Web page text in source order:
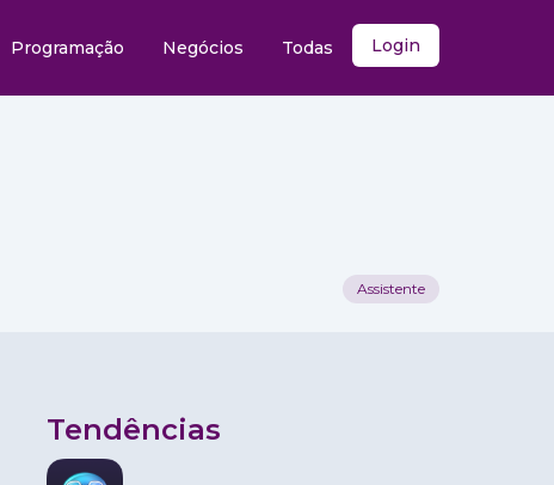
Programação Negócios Todas Login
Assistente
Tendências